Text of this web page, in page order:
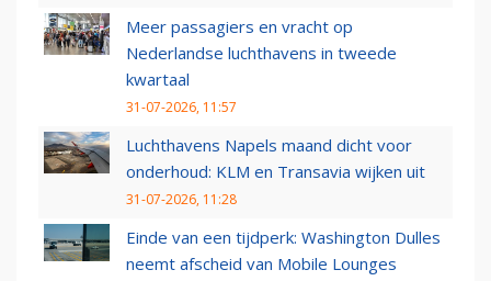
Meer passagiers en vracht op
Nederlandse luchthavens in tweede
kwartaal
31-07-2026, 11:57
Luchthavens Napels maand dicht voor
onderhoud: KLM en Transavia wijken uit
31-07-2026, 11:28
Einde van een tijdperk: Washington Dulles
neemt afscheid van Mobile Lounges